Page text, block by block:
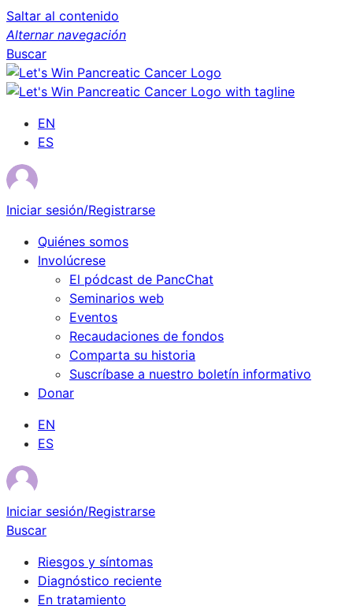
Saltar al contenido
Alternar navegación
Buscar
EN
ES
Iniciar sesión/Registrarse
Quiénes somos
Involúcrese
El pódcast de PancChat
Seminarios web
Eventos
Recaudaciones de fondos
Comparta su historia
Suscríbase a nuestro boletín informativo
Donar
EN
ES
Iniciar sesión/Registrarse
Buscar
Riesgos y síntomas
Diagnóstico reciente
En tratamiento